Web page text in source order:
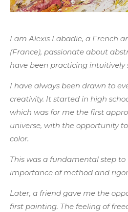
I am Alexis Labadie, a French
(France), passionate about
have been practicing intuitively
I have always been drawn to
creativity. It started in high
which was for me the first
universe, with the opportunity
color.
This was a fundamental step
importance of method and
Later, a friend gave me the
first painting. The feeling of